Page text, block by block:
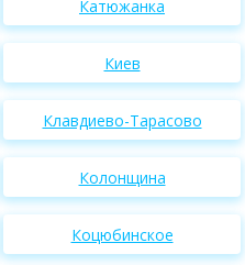
Катюжанка
Киев
Клавдиево-Тарасово
Колонщина
Коцюбинское